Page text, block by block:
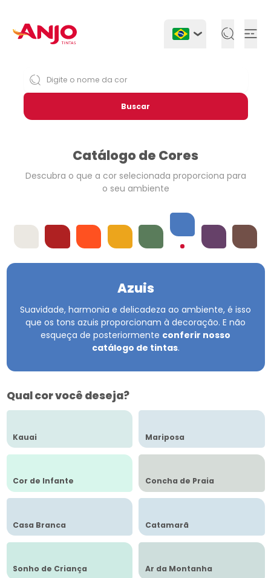
Buscar
Catálogo de Cores
Descubra o que a cor selecionada proporciona para
o seu ambiente
OffwhitesVermelhosLaranjasAmarelosVerdes
Azuis
Violetas
Azuis
Suavidade, harmonia e delicadeza ao ambiente, é isso
que os tons azuis proporcionam à decoração. E não
esqueça de posteriormente conferir nosso
catálogo de tintas.
Qual cor você deseja?
Kauai Mariposa
Cor de Infante Concha de Praia
Casa Branca Catamarã
Sonho de Criança Ar da Montanha